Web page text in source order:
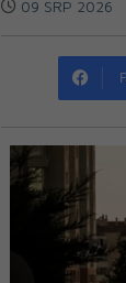
09 SRP 2026